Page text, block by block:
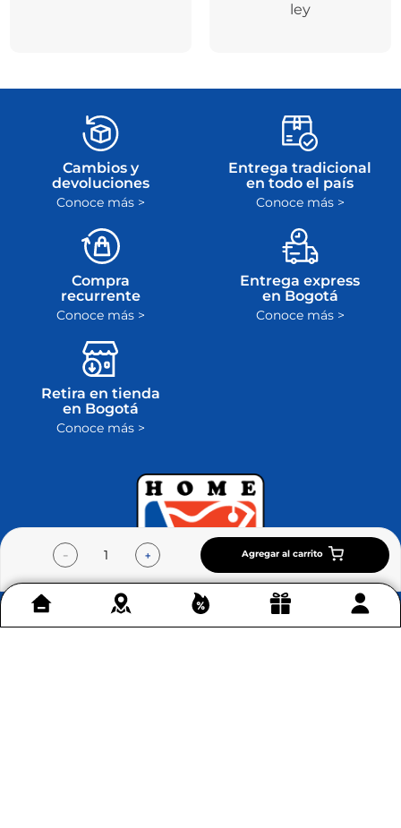
＋
－ Agregar al carrito
ley
Cambios y
devoluciones
Conoce más >
Entrega tradicional
en todo el país
Conoce más >
Compra
recurrente
Conoce más >
Entrega express
en Bogotá
Conoce más >
Retira en tienda
en Bogotá
Conoce más >